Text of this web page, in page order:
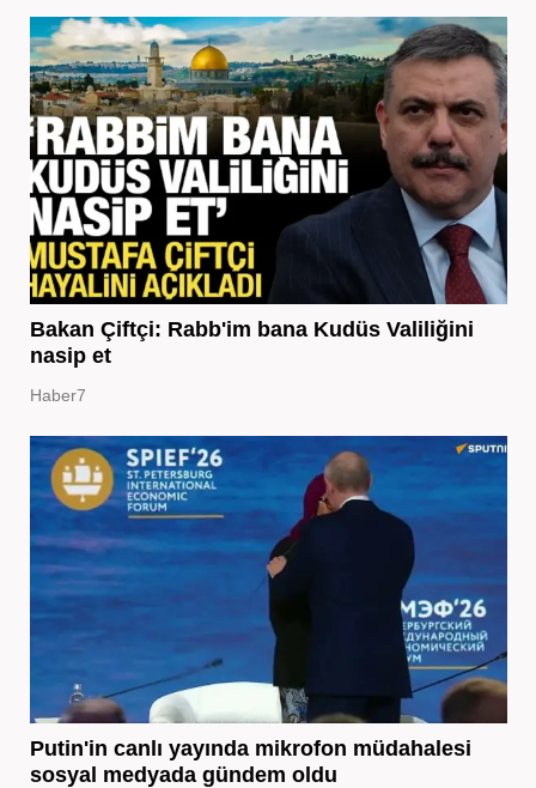
Bakan Çiftçi: Rabb'im bana Kudüs Valiliğini
nasip et
Haber7
Putin'in canlı yayında mikrofon müdahalesi
sosyal medyada gündem oldu